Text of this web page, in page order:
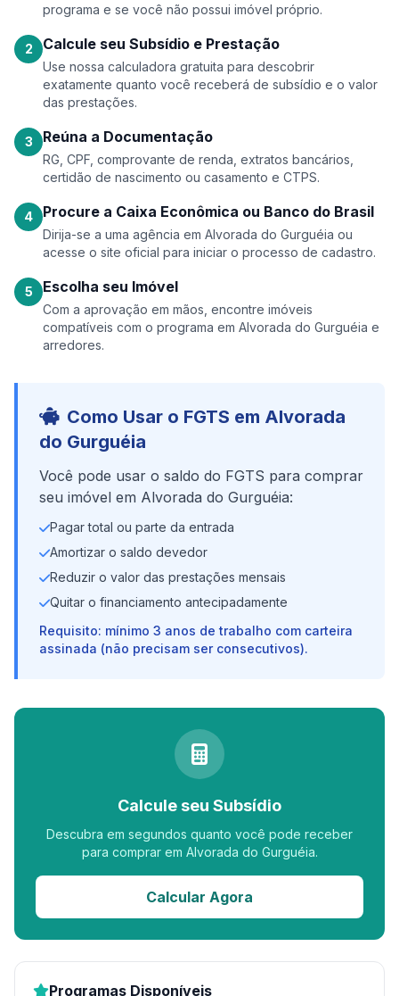
programa e se você não possui imóvel próprio.
2 Calcule seu Subsídio e Prestação
Use nossa calculadora gratuita para descobrir
exatamente quanto você receberá de subsídio e o valor
das prestações.
3 Reúna a Documentação
RG, CPF, comprovante de renda, extratos bancários,
certidão de nascimento ou casamento e CTPS.
4 Procure a Caixa Econômica ou Banco do Brasil
Dirija-se a uma agência em Alvorada do Gurguéia ou
acesse o site oficial para iniciar o processo de cadastro.
5 Escolha seu Imóvel
Com a aprovação em mãos, encontre imóveis
compatíveis com o programa em Alvorada do Gurguéia e
arredores.
Como Usar o FGTS em Alvorada
do Gurguéia
Você pode usar o saldo do FGTS para comprar
seu imóvel em Alvorada do Gurguéia:
Pagar total ou parte da entrada
Amortizar o saldo devedor
Reduzir o valor das prestações mensais
Quitar o financiamento antecipadamente
Requisito: mínimo 3 anos de trabalho com carteira
assinada (não precisam ser consecutivos).
Calcule seu Subsídio
Descubra em segundos quanto você pode receber
para comprar em Alvorada do Gurguéia.
Calcular Agora
Programas Disponíveis